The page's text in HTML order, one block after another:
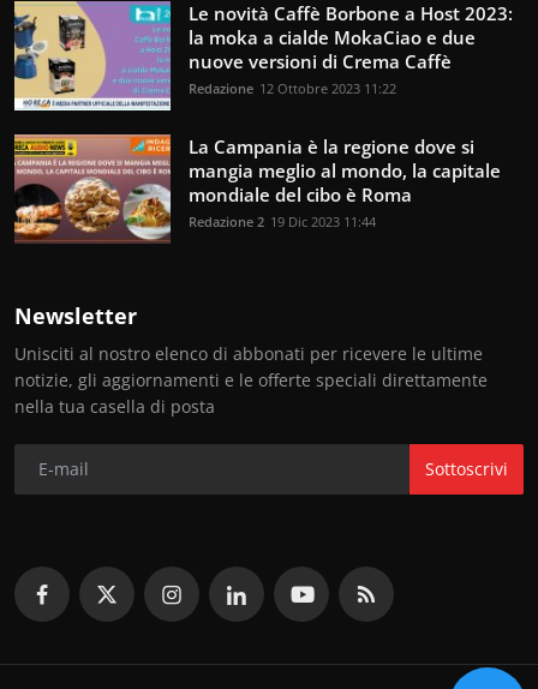
Le novità Caffè Borbone a Host 2023:
la moka a cialde MokaCiao e due
nuove versioni di Crema Caffè
Redazione 12 Ottobre 2023 11:22
La Campania è la regione dove si
mangia meglio al mondo, la capitale
mondiale del cibo è Roma
Redazione 2 19 Dic 2023 11:44
Newsletter
Unisciti al nostro elenco di abbonati per ricevere le ultime
notizie, gli aggiornamenti e le offerte speciali direttamente
nella tua casella di posta
Sottoscrivi